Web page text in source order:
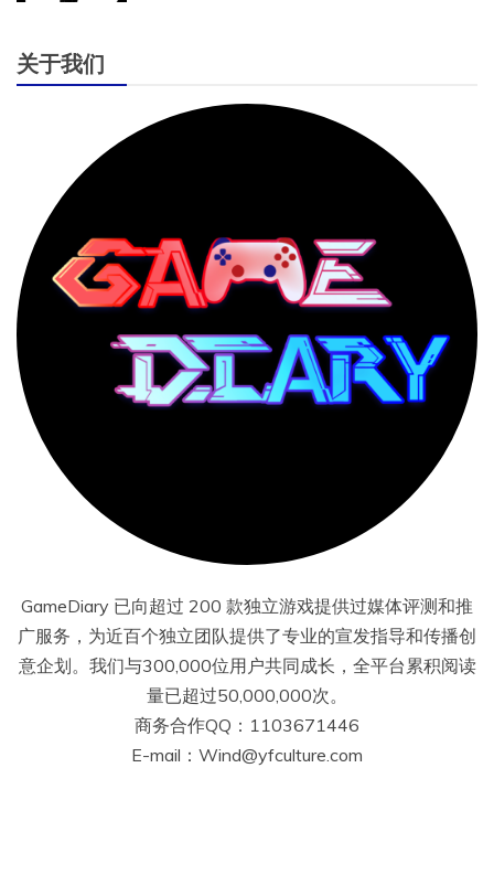
关于我们
GameDiary 已向超过 200 款独立游戏提供过媒体评测和推
广服务，为近百个独立团队提供了专业的宣发指导和传播创
意企划。我们与300,000位用户共同成长，全平台累积阅读
量已超过50,000,000次。
商务合作QQ：1103671446
E-mail：Wind@yfculture.com